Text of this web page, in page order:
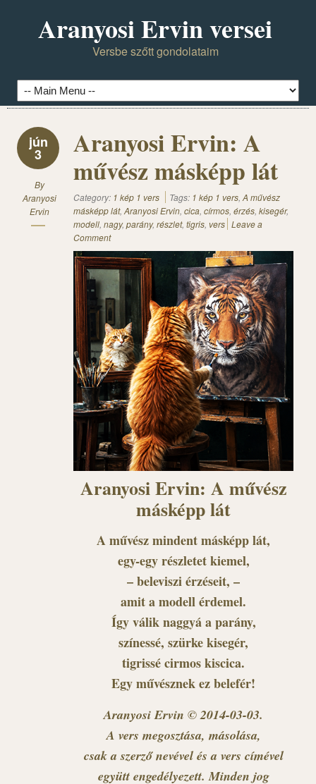
Aranyosi Ervin versei
Versbe szőtt gondolataim
jún
3
By
Aranyosi
Ervin
Aranyosi Ervin: A
művész másképp lát
Category: 1 kép 1 vers Tags: 1 kép 1 vers, A művész
másképp lát, Aranyosi Ervin, cica, círmos, érzés, kisegér,
modell, nagy, parány, részlet, tigris, vers Leave a
Comment
Aranyosi Ervin: A művész
másképp lát
A művész mindent másképp lát,
egy-egy részletet kiemel,
– beleviszi érzéseit, –
amit a modell érdemel.
Így válik naggyá a parány,
színessé, szürke kisegér,
tigrissé cirmos kiscica.
Egy művésznek ez belefér!
Aranyosi Ervin © 2014-03-03.
A vers megosztása, másolása,
csak a szerző nevével és a vers címével
együtt engedélyezett. Minden jog